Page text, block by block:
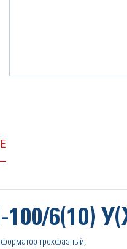
6(10)
трехфазный,